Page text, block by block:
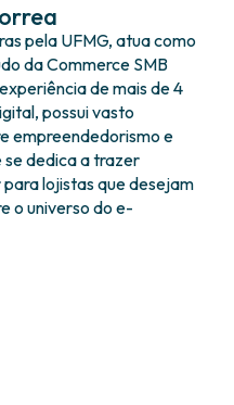
pela UFMG, atua como
da Commerce SMB
de mais de 4
possui vasto
empreendedorismo e
se dedica a trazer
lojistas que desejam
o universo do e-